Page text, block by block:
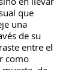
que
una
de su
entre el
como